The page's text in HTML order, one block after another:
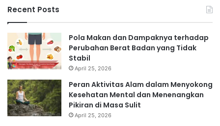
Recent Posts
Pola Makan dan Dampaknya terhadap
Perubahan Berat Badan yang Tidak
Stabil
April 25, 2026
Peran Aktivitas Alam dalam Menyokong
Kesehatan Mental dan Menenangkan
Pikiran di Masa Sulit
April 25, 2026